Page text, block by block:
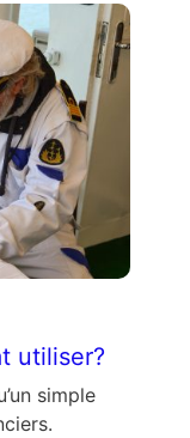
utiliser?
simple